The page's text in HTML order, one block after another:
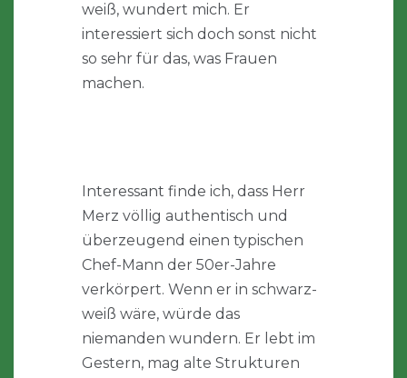
weiß, wundert mich. Er
interessiert sich doch sonst nicht
so sehr für das, was Frauen
machen.
Interessant finde ich, dass Herr
Merz völlig authentisch und
überzeugend einen typischen
Chef-Mann der 50er-Jahre
verkörpert. Wenn er in schwarz-
weiß wäre, würde das
niemanden wundern. Er lebt im
Gestern, mag alte Strukturen